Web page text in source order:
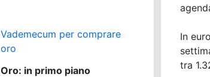
Vademecum per comprare
oro
Oro: in primo piano
In
tra